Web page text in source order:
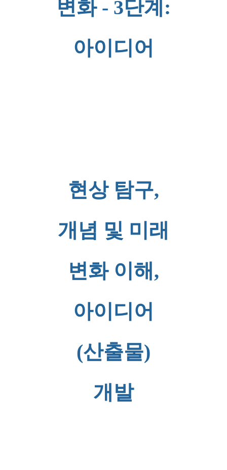
변화 - 3단계:
아이디어
현상 탐구,
개념 및 미래
변화 이해,
아이디어
(산출물)
개발